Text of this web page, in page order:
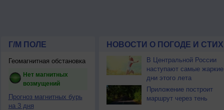
Г/М ПОЛЕ
Геомагнитная обстановка
Нет магнитных
возмущений
Прогноз магнитных бурь
на 3 дня
НОВОСТИ О ПОГОДЕ И
В Центральной России
наступают самые жаркие
дни этого лета
Приложение построит
маршрут через тень